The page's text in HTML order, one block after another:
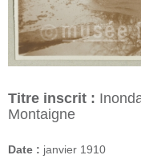
Titre inscrit :
Montaigne
Date : janvier 1910